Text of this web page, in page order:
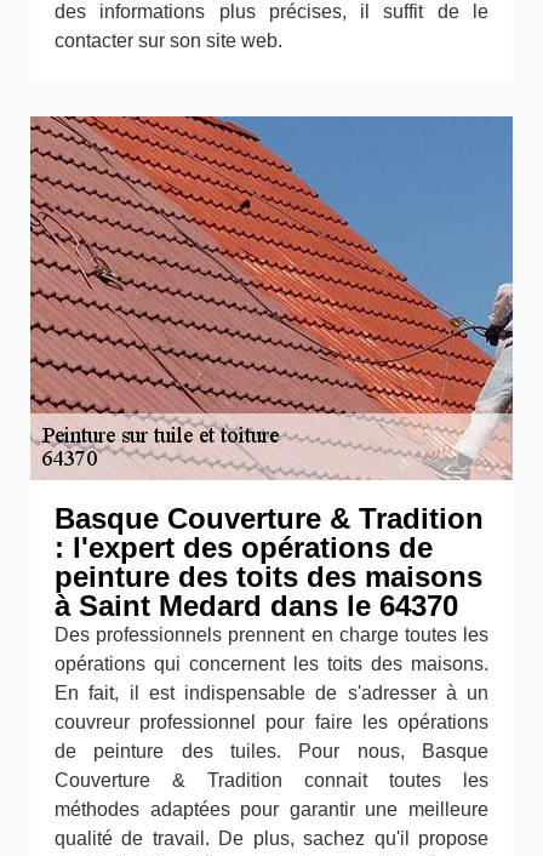
des informations plus précises, il suffit de le
contacter sur son site web.
Basque Couverture & Tradition
: l'expert des opérations de
peinture des toits des maisons
à Saint Medard dans le 64370
Des professionnels prennent en charge toutes les
opérations qui concernent les toits des maisons.
En fait, il est indispensable de s'adresser à un
couvreur professionnel pour faire les opérations
de peinture des tuiles. Pour nous, Basque
Couverture & Tradition connait toutes les
méthodes adaptées pour garantir une meilleure
qualité de travail. De plus, sachez qu'il propose